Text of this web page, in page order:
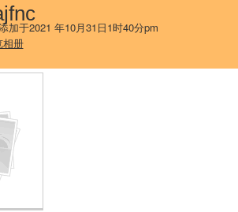
加于2021 年10月31日1时40分pm
相册